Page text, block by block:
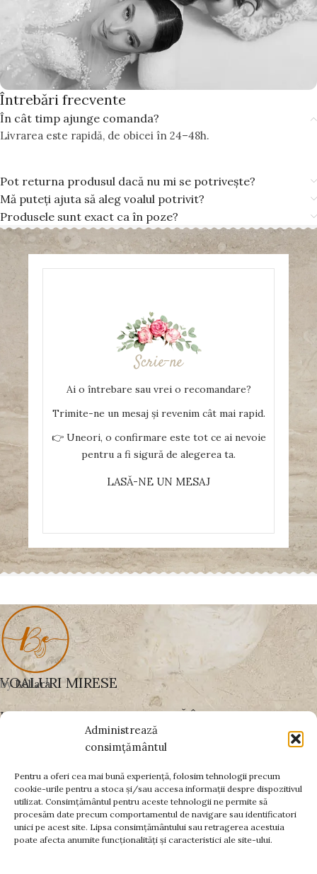
Administrează
consimțământul
Pentru a oferi cea mai bună experiență, folosim tehnologii precum
cookie-urile pentru a stoca și/sau accesa informații despre dispozitivul
utilizat. Consimțământul pentru aceste tehnologii ne permite să
procesăm date precum comportamentul de navigare sau identificatori
unici pe acest site. Lipsa consimțământului sau retragerea acestuia
poate afecta anumite funcționalități și caracteristici ale site-ului.
Întrebări frecvente
În cât timp ajunge comanda?
Livrarea este rapidă, de obicei în 24–48h.
Pot returna produsul dacă nu mi se potrivește?
Mă puteți ajuta să aleg voalul potrivit?
Produsele sunt exact ca în poze?
Scrie-ne
Ai o întrebare sau vrei o recomandare?
Trimite-ne un mesaj și revenim cât mai rapid.
👉 Uneori, o confirmare este tot ce ai nevoie
pentru a fi sigură de alegerea ta.
LASĂ-NE UN MESAJ
VOALURI MIRESE
byBellara
UN VOAL BINE ALES SCHIMBĂ ÎNTREAGA
PLĂȚI SECURIZATE PRIN:
DATE FISCALE